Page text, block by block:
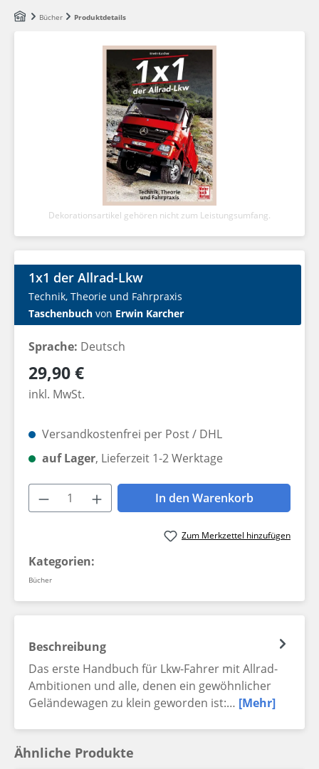
Zum Hauptinhalt springen
Bücher Produktdetails
Dekorationsartikel gehören nicht zum Leistungsumfang.
1x1 der Allrad-Lkw
Technik, Theorie und Fahrpraxis
Taschenbuch von Erwin Karcher
Sprache: Deutsch
Regulärer Preis:
29,90 €
inkl. MwSt.
Versandkostenfrei per Post / DHL
auf Lager, Lieferzeit 1-2 Werktage
Produkt Anzahl: Gib den
In den Warenkorb
Zum Merkzettel hinzufügen
Kategorien:
Bücher
Beschreibung
Das erste Handbuch für Lkw-Fahrer mit Allrad-
Ambitionen und alle, denen ein gewöhnlicher
Geländewagen zu klein geworden ist:… [Mehr]
Ähnliche Produkte